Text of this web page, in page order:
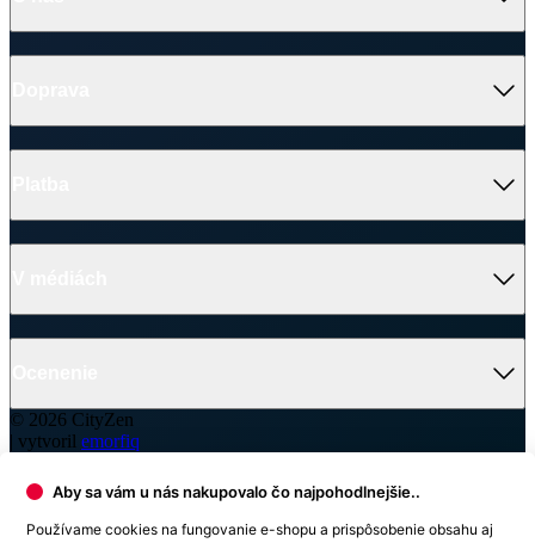
Doprava a platba
Darčekové poukazy
Kontakt
Pre B2B
Ako vyrábame chytré oblečenie
© 2026 CityZen
| vytvoril emorfiq
Aby sa vám u nás nakupovalo čo najpohodlnejšie..
Používame cookies na fungovanie e-shopu a prispôsobenie obsahu aj